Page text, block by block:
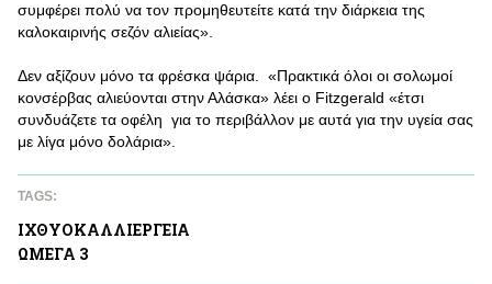
συμφέρει πολύ να τον προμηθευτείτε κατά την διάρκεια της
καλοκαιρινής σεζόν αλιείας».
Δεν αξίζουν μόνο τα φρέσκα ψάρια. «Πρακτικά όλοι οι σολωμοί
κονσέρβας αλιεύονται στην Αλάσκα» λέει ο Fitzgerald «έτσι
συνδυάζετε τα οφέλη για το περιβάλλον με αυτά για την υγεία σας
με λίγα μόνο δολάρια».
TAGS:
ΙΧΘΥΟΚΑΛΛΙΕΡΓΕΙΑ
ΩΜΕΓΑ 3